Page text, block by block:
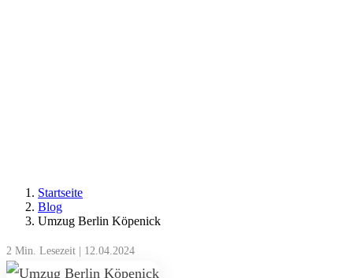
Startseite
Blog
Umzug Berlin Köpenick
2 Min. Lesezeit | 12.04.2024